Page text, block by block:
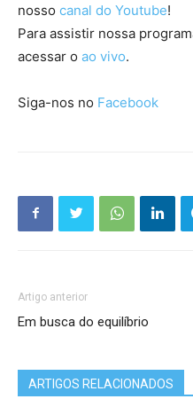
nosso canal do Youtube!
Para assistir nossa
acessar o ao vivo.
Siga-nos no Facebook
Artigo anterior
Em busca do equilíbrio
ARTIGOS RELACIONADOS